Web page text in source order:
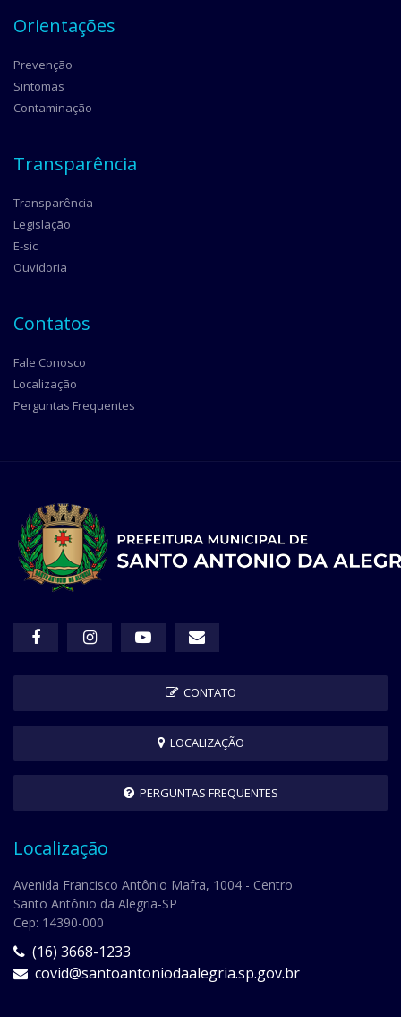
Orientações
Prevenção
Sintomas
Contaminação
Transparência
Transparência
Legislação
E-sic
Ouvidoria
Contatos
Fale Conosco
Localização
Perguntas Frequentes
CONTATO
LOCALIZAÇÃO
PERGUNTAS FREQUENTES
Localização
Avenida Francisco Antônio Mafra, 1004 - Centro
Santo Antônio da Alegria-SP
Cep: 14390-000
(16) 3668-1233
covid@santoantoniodaalegria.sp.gov.br